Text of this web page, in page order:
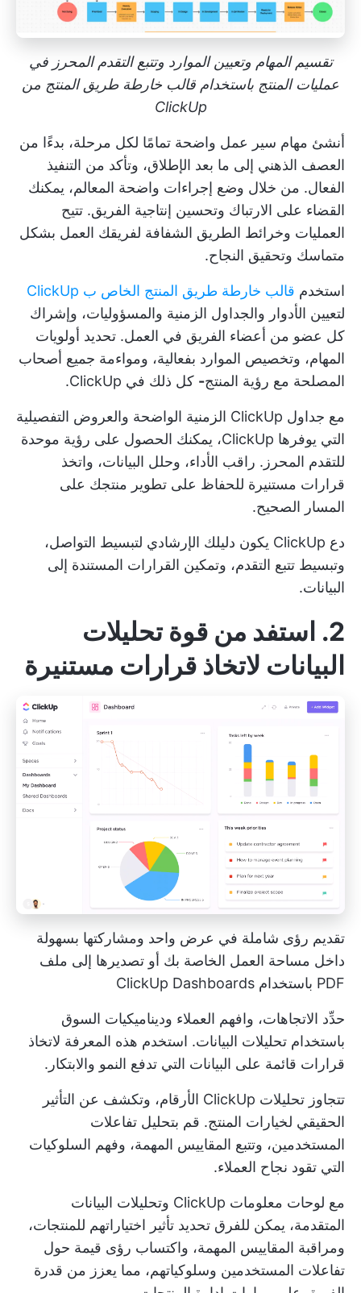
تقسيم المهام وتعيين الموارد وتتبع التقدم المحرز في
عمليات المنتج باستخدام قالب خارطة طريق المنتج من
ClickUp
أنشئ مهام سير عمل واضحة تمامًا لكل مرحلة، بدءًا من
العصف الذهني إلى ما بعد الإطلاق، وتأكد من التنفيذ
الفعال. من خلال وضع إجراءات واضحة المعالم، يمكنك
القضاء على الارتباك وتحسين إنتاجية الفريق. تتيح
العمليات وخرائط الطريق الشفافة لفريقك العمل بشكل
متماسك وتحقيق النجاح.
استخدم قالب خارطة طريق المنتج الخاص ب ClickUp
لتعيين الأدوار والجداول الزمنية والمسؤوليات، وإشراك
كل عضو من أعضاء الفريق في العمل. تحديد أولويات
المهام، وتخصيص الموارد بفعالية، ومواءمة جميع أصحاب
المصلحة مع رؤية المنتج- كل ذلك في ClickUp.
مع جداول ClickUp الزمنية الواضحة والعروض التفصيلية
التي يوفرها ClickUp، يمكنك الحصول على رؤية موحدة
للتقدم المحرز. راقب الأداء، وحلل البيانات، واتخذ
قرارات مستنيرة للحفاظ على تطوير منتجك على
المسار الصحيح.
دع ClickUp يكون دليلك الإرشادي لتبسيط التواصل،
وتبسيط تتبع التقدم، وتمكين القرارات المستندة إلى
البيانات.
2. استفد من قوة تحليلات
البيانات لاتخاذ قرارات مستنيرة
تقديم رؤى شاملة في عرض واحد ومشاركتها بسهولة
داخل مساحة العمل الخاصة بك أو تصديرها إلى ملف
PDF باستخدام ClickUp Dashboards
حدِّد الاتجاهات، وافهم العملاء وديناميكيات السوق
باستخدام تحليلات البيانات. استخدم هذه المعرفة لاتخاذ
قرارات قائمة على البيانات التي تدفع النمو والابتكار.
تتجاوز تحليلات ClickUp الأرقام، وتكشف عن التأثير
الحقيقي لخيارات المنتج. قم بتحليل تفاعلات
المستخدمين، وتتبع المقاييس المهمة، وفهم السلوكيات
التي تقود نجاح العملاء.
مع لوحات معلومات ClickUp
وتحليلات البيانات
المتقدمة، يمكن للفرق تحديد تأثير اختياراتهم للمنتجات،
ومراقبة المقاييس المهمة، واكتساب رؤى قيمة حول
تفاعلات المستخدمين وسلوكياتهم، مما يعزز من قدرة